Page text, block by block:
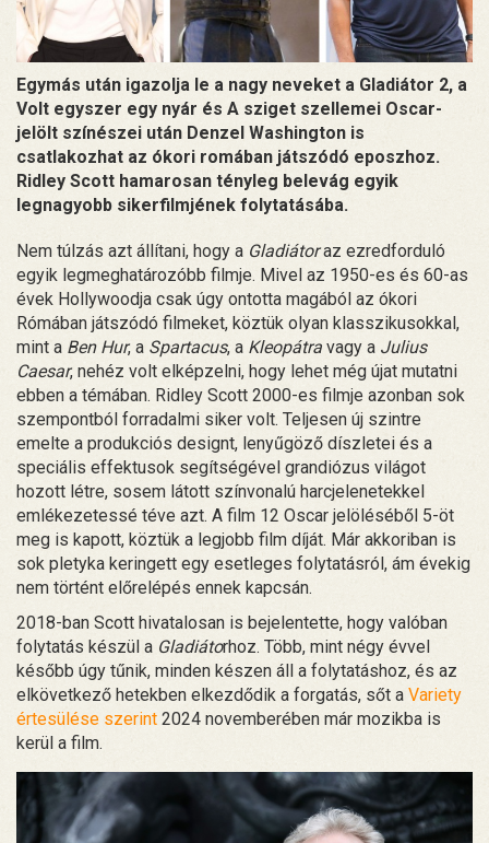
Egymás után igazolja le a nagy neveket a Gladiátor 2, a
Volt egyszer egy nyár és A sziget szellemei Oscar-
jelölt színészei után Denzel Washington is
csatlakozhat az ókori romában játszódó eposzhoz.
Ridley Scott hamarosan tényleg belevág egyik
legnagyobb sikerfilmjének folytatásába.
Nem túlzás azt állítani, hogy a Gladiátoraz ezredforduló
egyik legmeghatározóbb filmje. Mivel az 1950-es és 60-as
évek Hollywoodja csak úgy ontotta magából az ókori
Rómában játszódó filmeket, köztük olyan klasszikusokkal,
mint a Ben Hur, a Spartacus, a Kleopátra vagy a Julius
Caesar, nehéz volt elképzelni, hogy lehet még újat mutatni
ebben a témában. Ridley Scott 2000-es filmje azonban sok
szempontból forradalmi siker volt. Teljesen új szintre
emelte a produkciós designt, lenyűgöző díszletei és a
speciális effektusok segítségével grandiózus világot
hozott létre, sosem látott színvonalú harcjelenetekkel
emlékezetessé téve azt. A film 12 Oscar jelöléséből 5-öt
meg is kapott, köztük a legjobb film díját. Már akkoriban is
sok pletyka keringett egy esetleges folytatásról, ám évekig
nem történt előrelépés ennek kapcsán.
2018-ban Scott hivatalosan is bejelentette, hogy valóban
folytatás készül a Gladiátorhoz. Több, mint négy évvel
később úgy tűnik, minden készen áll a folytatáshoz, és az
elkövetkező hetekben elkezdődik a forgatás, sőt a Variety
értesülése szerint 2024 novemberében már mozikba is
kerül a film.